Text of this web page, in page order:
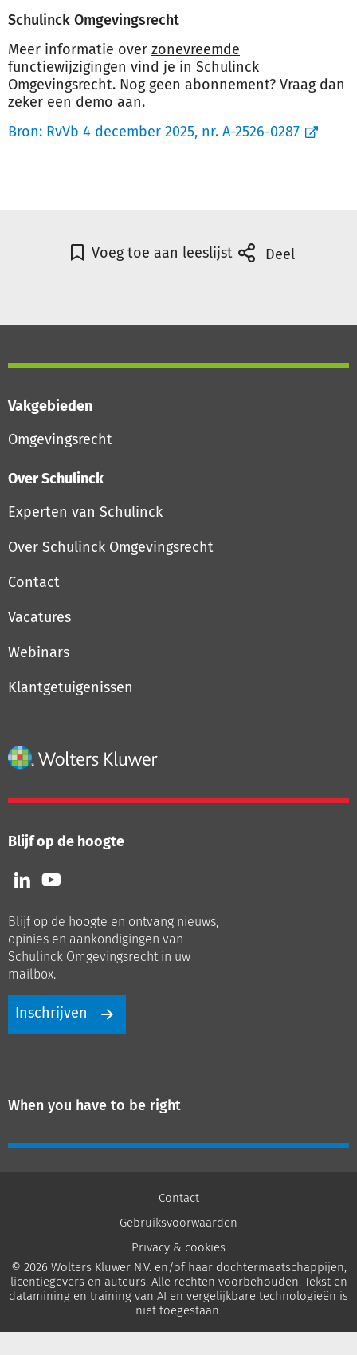
Schulinck Omgevingsrecht
Meer informatie over zonevreemde
functiewijzigingen vind je in Schulinck
Omgevingsrecht. Nog geen abonnement? Vraag dan
zeker een demo aan.
Bron: RvVb 4 december 2025, nr. A-2526-0287
Voeg toe aan leeslijst Deel
Vakgebieden
Omgevingsrecht
Over Schulinck
Experten van Schulinck
Over Schulinck Omgevingsrecht
Contact
Vacatures
Webinars
Klantgetuigenissen
Blijf op de hoogte
Volg
ons
LinkedIn
Volg
ons
Youtube
Blijf op de hoogte en ontvang nieuws,
opinies en aankondigingen van
Schulinck Omgevingsrecht in uw
mailbox.
Inschrijven
When you have to be right
Contact
Gebruiksvoorwaarden
Privacy & cookies
© 2026 Wolters Kluwer N.V. en/of haar dochtermaatschappijen,
licentiegevers en auteurs. Alle rechten voorbehouden. Tekst en
datamining en training van AI en vergelijkbare technologieën is
niet toegestaan.